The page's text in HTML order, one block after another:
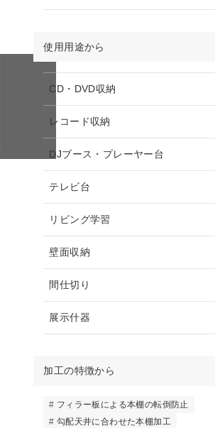
使用用途から
CD・DVD収納
レコード収納
DJブース・プレーヤー台
テレビ台
リビング学習
壁面収納
間仕切り
展示什器
加工の特徴から
フィラー板による本棚の転倒防止
勾配天井に合わせた本棚加工